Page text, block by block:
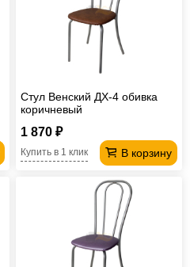
Стул Венский ДХ-4 обивка
коричневый
1 870 ₽
В корзину
Купить в 1 клик